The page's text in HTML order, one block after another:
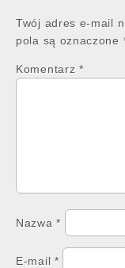
Twój adres e-mail
pola są oznaczone
Komentarz *
Nazwa*
E-mail *